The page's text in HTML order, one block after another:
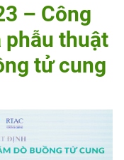
– Công
phẫu thuật
tử cung